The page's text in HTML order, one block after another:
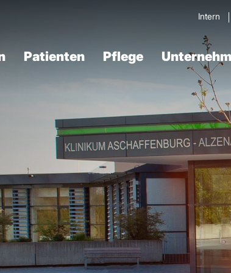
Intern
Patienten Pflege
Verdau­ungstrakt